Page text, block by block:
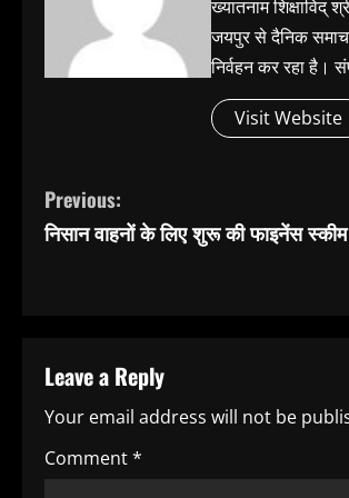
ख्यातनाम शिक्षाविद्
जयपुर से दैनिक
निर्वहन कर रहा
Visit Website
C
o
i
n
u
Previous:
निसान वाहनों के लिए शुरू की फाइनेंस स्कीम
Leave a Reply
Your email address will not be
Comment*